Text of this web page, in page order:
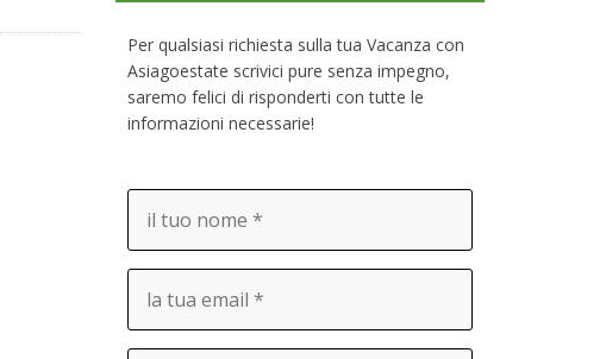
Per qualsiasi richiesta sulla tua Vacanza con
Asiagoestate scrivici pure senza impegno,
saremo felici di risponderti con tutte le
informazioni necessarie!